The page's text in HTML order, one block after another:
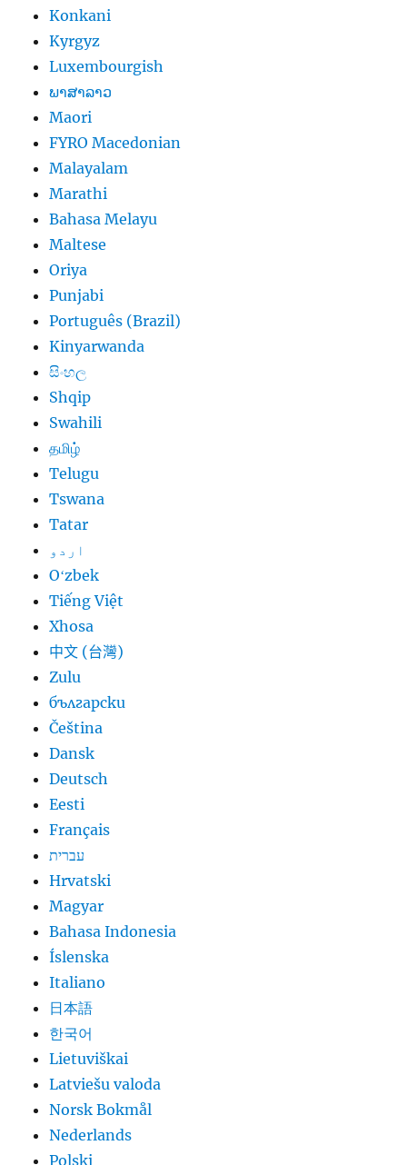
Konkani
Kyrgyz
Luxembourgish
ພາສາລາວ
Maori
FYRO Macedonian
Malayalam
Marathi
Bahasa Melayu
Maltese
Oriya
Punjabi
Português (Brazil)
Kinyarwanda
සිංහල
Shqip
Swahili
தமிழ்
Telugu
Tswana
Tatar
اردو
Oʻzbek
Tiếng Việt
Xhosa
中文 (台灣)
Zulu
български
Čeština
Dansk
Deutsch
Eesti
Français
עברית
Hrvatski
Magyar
Bahasa Indonesia
Íslenska
Italiano
日本語
한국어
Lietuviškai
Latviešu valoda
Norsk Bokmål
Nederlands
Polski